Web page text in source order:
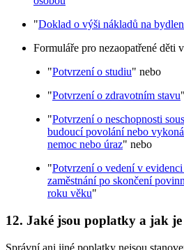
"Doklad o výši nákladů na
Formuláře pro nezaopatřené děti
"Potvrzení o studiu" nebo
"Potvrzení o zdravotním stavu
"Potvrzení o neschopnosti
budoucí povolání nebo
nemoc nebo úraz" nebo
"Potvrzení o vedení v
zaměstnání po skončení
roku věku"
12. Jaké jsou poplatky a jak
Správní ani jiné poplatky nejsou